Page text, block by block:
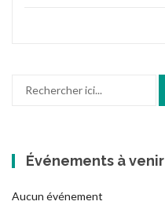
Événements à venir
Aucun événement